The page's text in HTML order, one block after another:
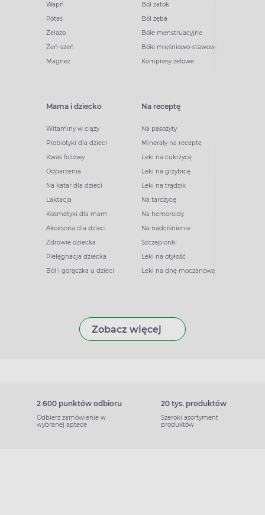
Wapń
Potas
Żelazo
Żeń-szeń
Magnez
Ból zatok
Ból zęba
Bóle menstruacyjne
Bóle mięśniowo-stawowe
Kompresy żelowe
Mama i dziecko
Witaminy w ciąży
Probiotyki dla dzieci
Kwas foliowy
Odparzenia
Na katar dla dzieci
Laktacja
Kosmetyki dla mam
Akcesoria dla dzieci
Zdrowie dziecka
Pielęgnacja dziecka
Ból i gorączka u dzieci
Na receptę
Na pasożyty
Minerały na receptę
Leki na cukrzycę
Leki na grzybicę
Leki na trądzik
Na tarczycę
Na hemoroidy
Na nadciśnienie
Szczepionki
Leki na otyłość
Leki na dnę moczanową
Zobacz więcej
2 600 punktów odbioru
Odbierz zamówienie w
wybranej aptece
20 tys. produktów
Szeroki asortyment
produktów